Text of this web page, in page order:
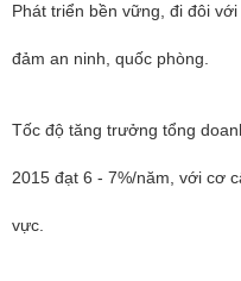
Phát triển bền vững, đi đôi
đảm an ninh, quốc phòng.
Tốc độ tăng trưởng tổng
2015 đạt 6 - 7%/năm, với cơ
vực.